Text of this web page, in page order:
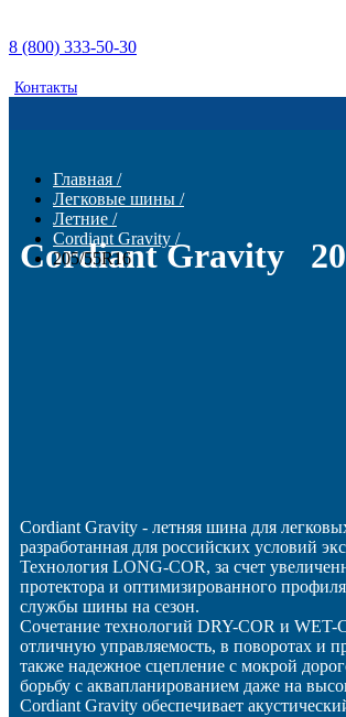
8 (800) 333-50-30
Контакты
Главная /
Легковые шины /
Летние /
Cordiant Gravity /
205/55R16
Cordiant Gravity
Cordiant Gravity - летняя шина для
разработанная для российских условий
Технология LONG-COR, за счет
протектора и оптимизированного
службы шины на сезон.
Сочетание технологий DRY-COR и WET-
отличную управляемость, в поворотах и
также надежное сцепление с мокрой
борьбу с аквапланированием даже на
Cordiant Gravity обеспечивает